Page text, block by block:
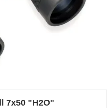
7х50 "Н2О"